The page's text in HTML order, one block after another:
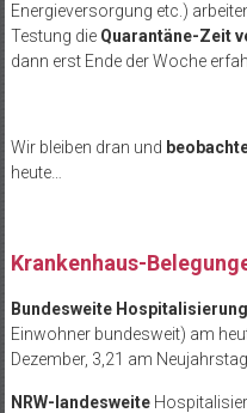
Energieversorgung etc.)
Testung die Quarantäne-Zeit
dann erst Ende der Woche
Wir bleiben dran und
heute…
Krankenhaus-
Bundesweite
Einwohner bundesweit) am
Dezember, 3,21 am
NRW-landesweite